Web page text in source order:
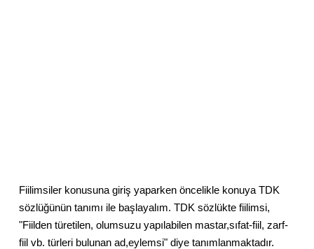
Fiilimsiler konusuna giriş yaparken öncelikle konuya TDK
sözlüğünün tanımı ile başlayalım. TDK sözlükte fiilimsi,
"Fiilden türetilen, olumsuzu yapılabilen mastar,sıfat-fiil, zarf-
fiil vb. türleri bulunan ad,eylemsi" diye tanımlanmaktadır.